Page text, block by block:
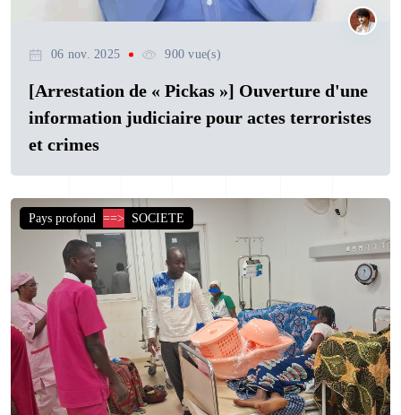
06 nov. 2025 900 vue(s)
[Arrestation de « Pickas »] Ouverture d'une
information judiciaire pour actes terroristes
et crimes
Pays profond ==> SOCIETE